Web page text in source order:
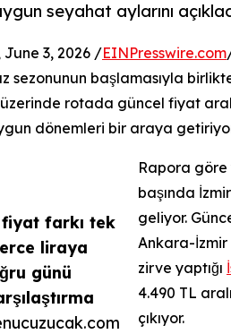
seyahat aylarını
farkı tek
liraya
günü
June 3, 2026 /EINPresswire.com
sezonunun başlamasıyla
üzerinde rotada güncel fiyat
dönemleri bir araya
Rapora göre
başında
geliyor.
Ankara-İzmir
zirve yaptığı
4.490 TL
çıkıyor.